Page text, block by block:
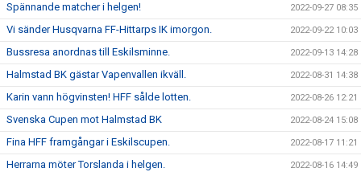
Spännande matcher i helgen! 2022-09-27 08:35
Vi sänder Husqvarna FF-Hittarps IK imorgon. 2022-09-22 10:03
Bussresa anordnas till Eskilsminne. 2022-09-13 14:28
Halmstad BK gästar Vapenvallen ikväll. 2022-08-31 14:38
Karin vann högvinsten! HFF sålde lotten. 2022-08-26 12:21
Svenska Cupen mot Halmstad BK 2022-08-24 15:08
Fina HFF framgångar i Eskilscupen. 2022-08-17 11:21
Herrarna möter Torslanda i helgen. 2022-08-16 14:49